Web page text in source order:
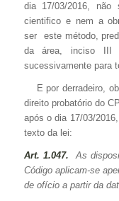
dia 17/03/2016, não
cientifico e nem a
ser este método,
da área, inciso III
sucessivamente para
E por derradeiro,
direito probatório do
após o dia 17/03/
texto da lei:
Art. 1.047. As
Código aplicam-se
de ofício a partir da